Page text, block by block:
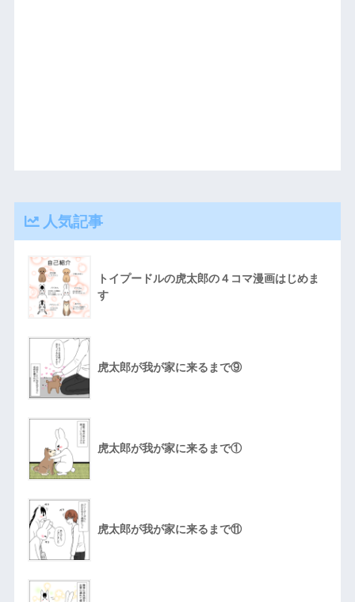
人気記事
トイプードルの虎太郎の４コマ漫画はじめま
す
虎太郎が我が家に来るまで⑨
虎太郎が我が家に来るまで①
虎太郎が我が家に来るまで⑪